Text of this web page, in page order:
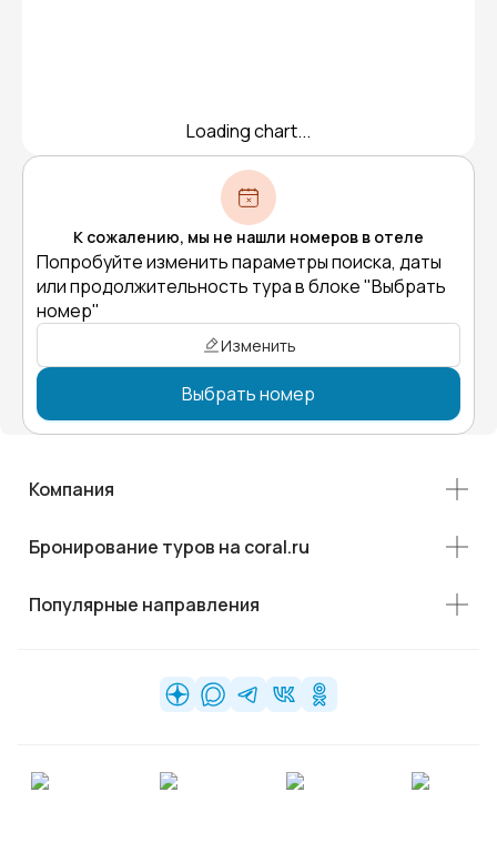
Loading chart...
К сожалению, мы не нашли номеров в отеле
Попробуйте изменить параметры поиска, даты
или продолжительность тура в блоке "Выбрать
номер"
Изменить
Выбрать номер
Компания
Бронирование туров на coral.ru
Популярные направления